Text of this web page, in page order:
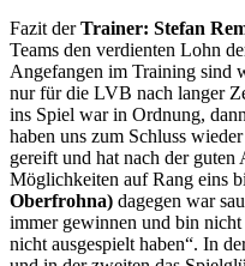
Fazit derTrainer: Stefan
Teams den verdienten Lohn
Angefangen im Training sind
nur für die LVB nach langer
ins Spiel war in Ordnung,
haben uns zum Schluss
gereift und hat nach der
Möglichkeiten auf Rang eins
Oberfrohna) dagegen war
immer gewinnen und bin
nicht ausgespielt haben“. In